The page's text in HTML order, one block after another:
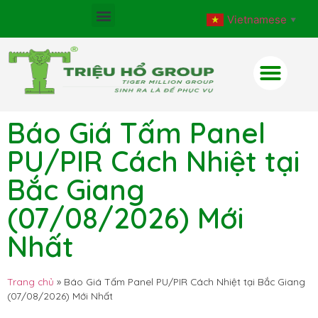
Vietnamese ▼
Báo Giá Tấm Panel
PU/PIR Cách Nhiệt tại
Bắc Giang
(07/08/2026) Mới
Nhất
Trang chủ » Báo Giá Tấm Panel PU/PIR Cách Nhiệt tại Bắc Giang
(07/08/2026) Mới Nhất